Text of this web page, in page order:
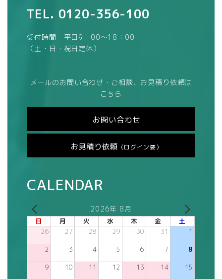
TEL. 0120-356-100
受付時間 平日9：00～18：00
（土・日・祝日定休）
メールのお問い合わせ・ご相談、お見積り依頼は
こちら
お問い合わせ
お見積り依頼 （ログイン要）
CALENDAR
2026年 8月
日 月 火 水 木 金 土
26 27 28 29 30 31 1
2 3 4 5 6 7 8
9 10 11 12 13 14 15